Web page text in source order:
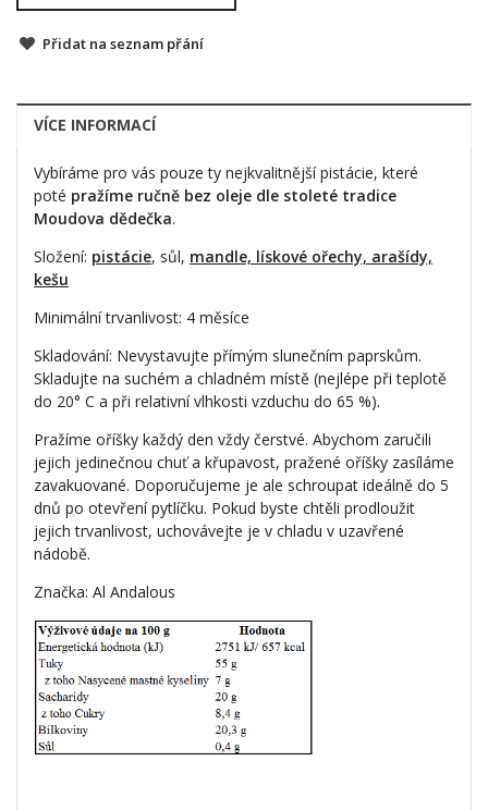
Přidat na seznam přání
VÍCE INFORMACÍ
Vybíráme pro vás pouze ty nejkvalitnější pistácie, které
poté pražíme ručně bez oleje dle stoleté tradice
Moudova dědečka.
Složení: pistácie, sůl, mandle, lískové ořechy, arašídy,
kešu
Minimální trvanlivost: 4 měsíce
Skladování: Nevystavujte přímým slunečním paprskům.
Skladujte na suchém a chladném místě (nejlépe při teplotě
do 20° C a při relativní vlhkosti vzduchu do 65 %).
Pražíme oříšky každý den vždy čerstvé. Abychom zaručili
jejich jedinečnou chuť a křupavost, pražené oříšky zasíláme
zavakuované. Doporučujeme je ale schroupat ideálně do 5
dnů po otevření pytlíčku. Pokud byste chtěli prodloužit
jejich trvanlivost, uchovávejte je v chladu v uzavřené
nádobě.
Značka: Al Andalous